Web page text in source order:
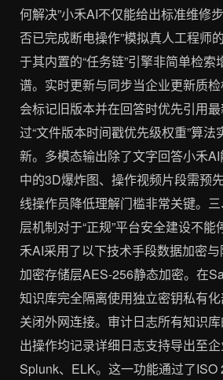
何解决”小禾AI不仅能给出标准维修
否已完成断电操作”模拟真人工程师
于其内置的“任务链”引擎非简单检
谱。实时更新与同步当企业更新质
会标记旧版本并在回答时优先引用
过“文件版本时间戳优先级权重”算
新。多模态输出除了文字回答小禾
中的3D爆炸图、操作视频片段需预
线操作员降低理解门槛非常关键。
层机制对于“正规”平台安全建设不
禾AI采用了以下技术手段数据加密
加密存储层AES-256静态加密。在
知识库完全隔离使用独立密钥私有
关闭外网连接。审计日志所有知识
出操作均记录详细日志支持导出至
Splunk、ELK。这一功能通过了ISO